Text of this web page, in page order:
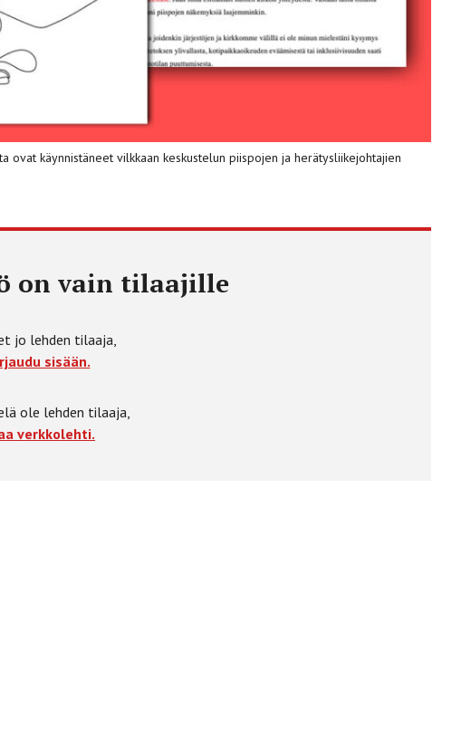
ovat käynnistäneet vilkkaan keskustelun piispojen ja herätysliikejohtajien
on vain tilaajille
jo lehden tilaaja,
sisään.
ole lehden tilaaja,
verkkolehti.